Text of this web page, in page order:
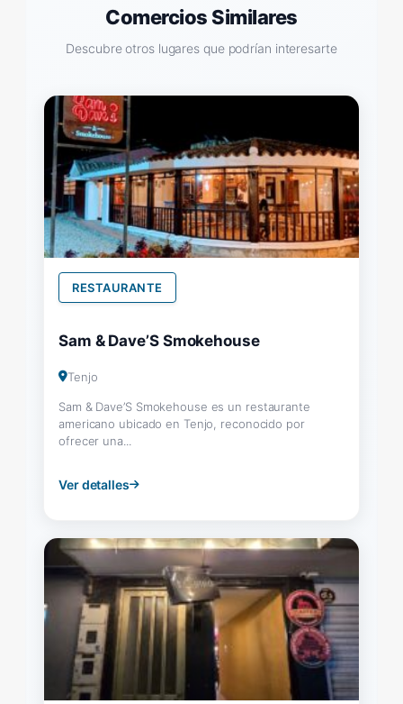
Comercios Similares
Descubre otros lugares que podrían interesarte
RESTAURANTE
Sam & Dave’S Smokehouse
Tenjo
Sam & Dave’S Smokehouse es un restaurante
americano ubicado en Tenjo, reconocido por
ofrecer una...
Ver detalles